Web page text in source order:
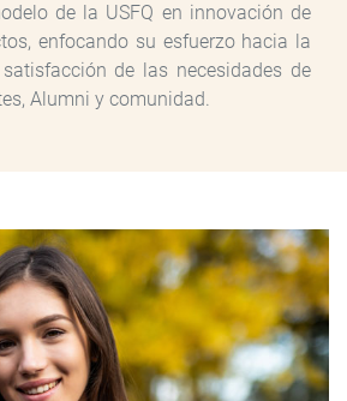
de la USFQ en innovación de
enfocando su esfuerzo hacia la
de las necesidades de
Alumni y comunidad.